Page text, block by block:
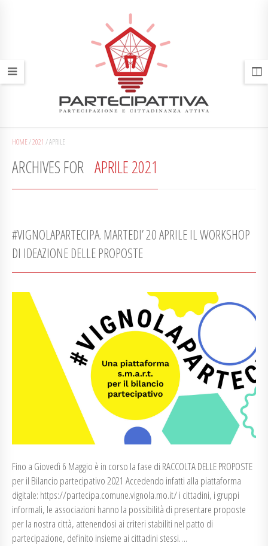
HOME/2021 /APRILE
ARCHIVES FOR APRILE 2021
#VIGNOLAPARTECIPA. MARTEDI’ 20 APRILE IL WORKSHOP
DI IDEAZIONE DELLE PROPOSTE
Fino a Giovedì 6 Maggio è in corso la fase di RACCOLTA DELLE PROPOSTE
per il Bilancio partecipativo 2021 Accedendo infatti alla piattaforma
digitale: https://partecipa.comune.vignola.mo.it/ i cittadini, i gruppi
informali, le associazioni hanno la possibilità di presentare proposte
per la nostra città, attenendosi ai criteri stabiliti nel patto di
partecipazione, definito insieme ai cittadini stessi….